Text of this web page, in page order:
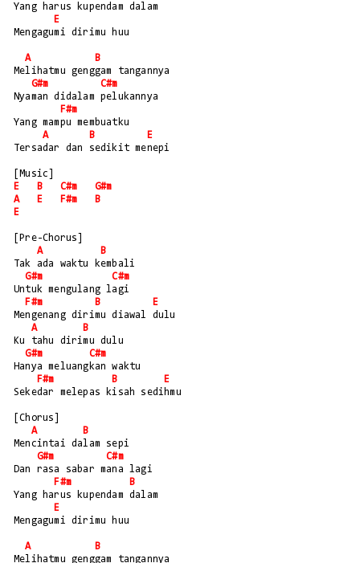
Yang harus kupendam dalam
E
Mengagumi dirimu huu
A
B
Melihatmu genggam tangannya
G#m
C#m
Nyaman didalam pelukannya
F#m
Yang mampu membuatku
A
B
E
Tersadar dan sedikit menepi
[Music]
E
B C#m
G#m
A
E F#m
B
E
[Pre-Chorus]
A
B
Tak ada waktu kembali
G#m
C#m
Untuk mengulang lagi
F#m
B
E
Mengenang dirimu diawal dulu
A
B
Ku tahu dirimu dulu
G#m
C#m
Hanya meluangkan waktu
F#m
B
E
Sekedar melepas kisah sedihmu
[Chorus]
A
B
Mencintai dalam sepi
G#m
C#m
Dan rasa sabar mana lagi
F#m
B
Yang harus kupendam dalam
E
Mengagumi dirimu huu
A
B
Melihatmu genggam tangannya